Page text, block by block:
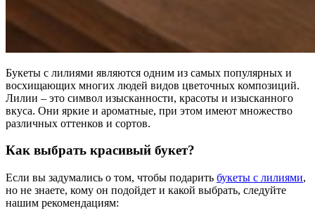
Букеты с лилиями являются одним из самых популярных и
восхищающих многих людей видов цветочных композиций.
Лилии – это символ изысканности, красоты и изысканного
вкуса. Они яркие и ароматные, при этом имеют множество
различных оттенков и сортов.
Как выбрать красивый букет?
Если вы задумались о том, чтобы подарить букеты с лилиями,
но не знаете, кому он подойдет и какой выбрать, следуйте
нашим рекомендациям: